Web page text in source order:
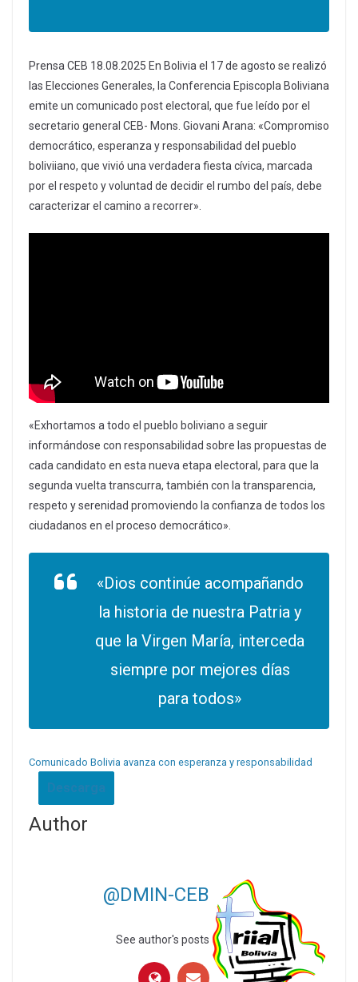
Prensa CEB 18.08.2025 En Bolivia el 17 de agosto se realizó
las Elecciones Generales, la Conferencia Episcopla Boliviana
emite un comunicado post electoral, que fue leído por el
secretario general CEB- Mons. Giovani Arana: «Compromiso
democrático, esperanza y responsabilidad del pueblo
boliviiano, que vivió una verdadera fiesta cívica, marcada
por el respeto y voluntad de decidir el rumbo del país, debe
caracterizar el camino a recorrer».
«Exhortamos a todo el pueblo boliviano a seguir
informándose con responsabilidad sobre las propuestas de
cada candidato en esta nueva etapa electoral, para que la
segunda vuelta transcurra, también con la transparencia,
respeto y serenidad promoviendo la confianza de todos los
ciudadanos en el proceso democrático».
«Dios continúe acompañando
la historia de nuestra Patria y
que la Virgen María, interceda
siempre por mejores días
para todos»
Comunicado Bolivia avanza con esperanza y responsabilidad
Descarga
Author
@DMIN-CEB
See author's posts